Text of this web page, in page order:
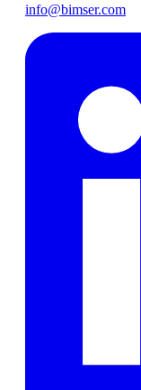
info@bimser.com